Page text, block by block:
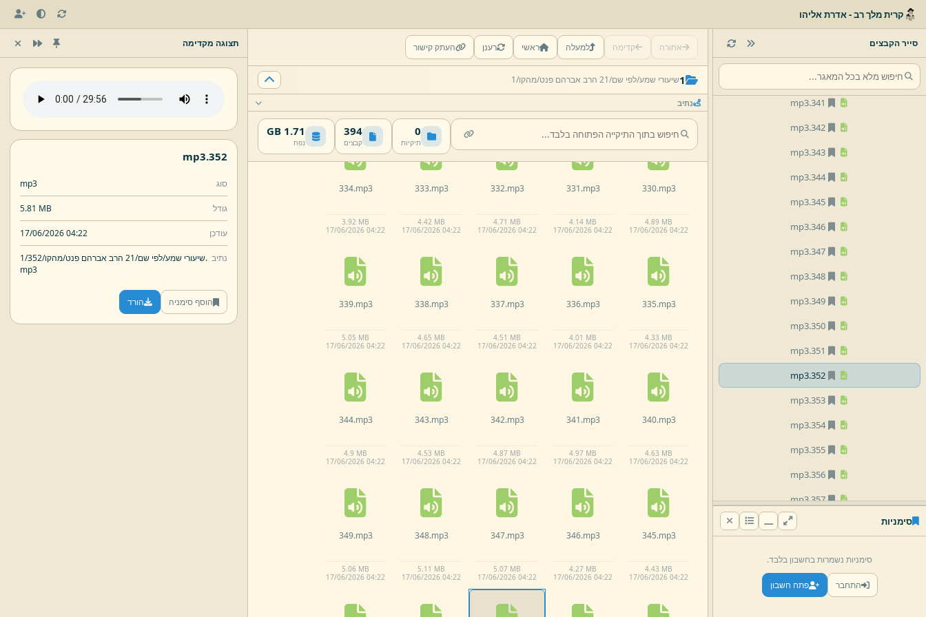
קרית מלך רב - אדרת אליהו
סייר הקבצים
338.
mp3
340.
341.
mp3
342.
mp3
343.
mp3
344.
mp3
345.
mp3
346.
mp3
347.
mp3
348.
mp3
349.
mp3
350.
mp3
351.
mp3
352.
mp3
353.
mp3
354.
mp3
355.
mp3
356.
mp3
357.
mp3
mp3
360.
mp3
361.
mp3
סימניות
סימניות נשמרות בחשבון בלבד.
התחבר פתח חשבון
אחורה קדימה למעלה ראשי רענן העתק קישור
1שיעורי שמע/לפי שם/21 הרב אברהם פנט/ מהקו/1
נתיב
0
תיקיות
394
קבצים
1.71 GB
נפח
17/06/2026 04:21
17/06/2026 04:22
17/06/2026 04:22
17/06/2026 04:22
17/06/2026 04:22
330.mp3
4.89 MB
17/06/2026 04:22
331.mp3
4.14 MB
17/06/2026 04:22
332.mp3
4.71 MB
17/06/2026 04:22
333.mp3
4.42 MB
17/06/2026 04:22
334.mp3
3.92 MB
17/06/2026 04:22
335.mp3
4.33 MB
17/06/2026 04:22
336.mp3
4.01 MB
17/06/2026 04:22
337.mp3
4.51 MB
17/06/2026 04:22
338.mp3
4.65 MB
17/06/2026 04:22
339.mp3
5.05 MB
17/06/2026 04:22
340.mp3
4.63 MB
17/06/2026 04:22
341.mp3
4.97 MB
17/06/2026 04:22
342.mp3
4.87 MB
17/06/2026 04:22
343.mp3
4.53 MB
17/06/2026 04:22
344.mp3
4.9 MB
17/06/2026 04:22
345.mp3
4.43 MB
17/06/2026 04:22
346.mp3
4.27 MB
17/06/2026 04:22
347.mp3
5.07 MB
17/06/2026 04:22
348.mp3
5.11 MB
17/06/2026 04:22
349.mp3
5.06 MB
17/06/2026 04:22
תצוגה מקדימה
352.
mp3
סוג mp3
גודל 5.81 MB
עודכן 17/06/2026 04:22
נתיב שיעורי שמע/לפי שם/21 הרב אברהם פנט/ מהקו/ 1/
352.
mp3
הוסף סימניה הורד